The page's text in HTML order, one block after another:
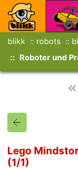
blikk robots
Roboter und
Lego
(1/1)